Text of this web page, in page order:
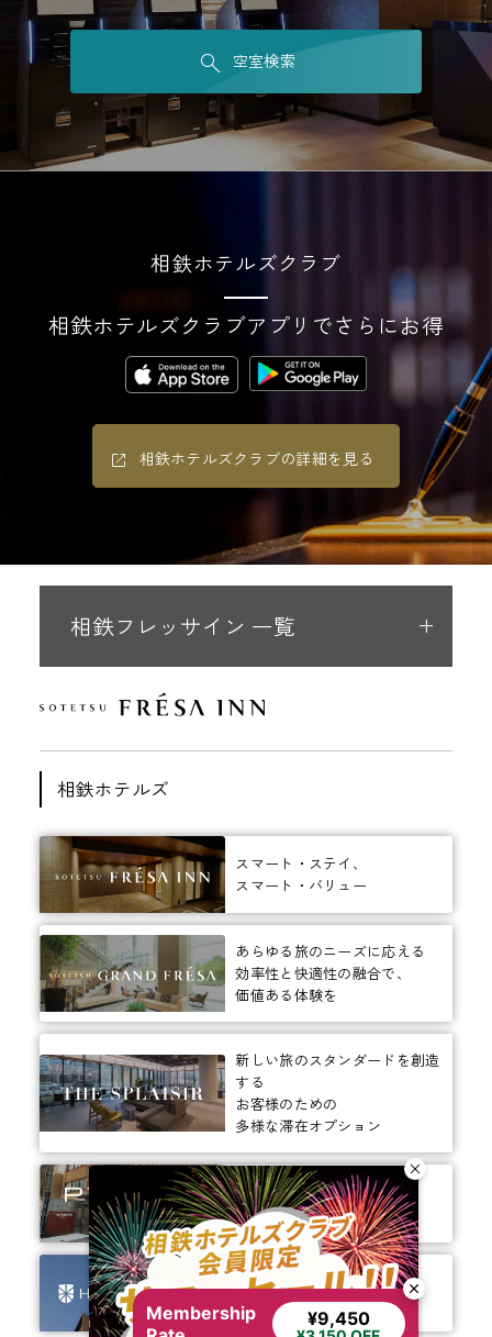
空室検索
相鉄ホテルズクラブ
相鉄ホテルズクラブアプリでさらにお得
相鉄ホテルズクラブの詳細を見る
相鉄フレッサイン 一覧
相鉄ホテルズ
スマート・ステイ、
スマート・バリュー
あらゆる旅のニーズに応える
効率性と快適性の融合で、
価値ある体験を
新しい旅のスタンダードを創造
する
お客様のための
多様な滞在オプション
ありそうでなかった、
ちょっと新しいカタチ。
ビジネスからレジャーまで、
幅広く選ばれるホテルへ。
Membership
Rate
¥9,450
¥3,150 OFF